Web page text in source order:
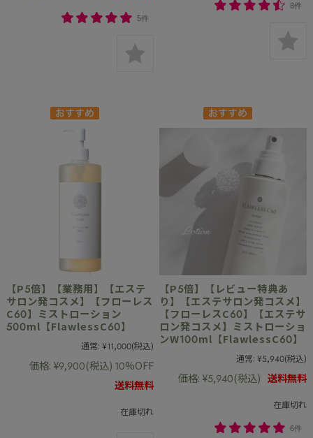
5件
8件
【P5倍】【業務用】【エステ
サロン発コスメ】【フローレス
C60】ミストローション
500ml【FlawlessC60】
通常: ¥11,000(税込)
価格: ¥9,900(税込) 10%OFF
送料無料
在庫切れ
【P5倍】【レビュー特典あ
り】【エステサロン発コスメ】
【フローレスC60】【エステサ
ロン発コスメ】ミストローショ
ンW100ml【FlawlessC60】
通常: ¥5,940(税込)
価格: ¥5,940(税込) 送料無料
在庫切れ
6件